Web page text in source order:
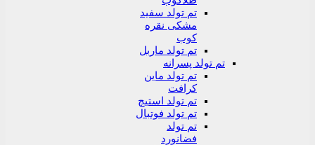
تم تولد سفید
مشکی نقره
کوب
تم تولد ماربل
تم تولد پسرانه
تم تولد ماین
کرافت
تم تولد استیچ
تم تولد فوتبال
تم تولد
فضانورد